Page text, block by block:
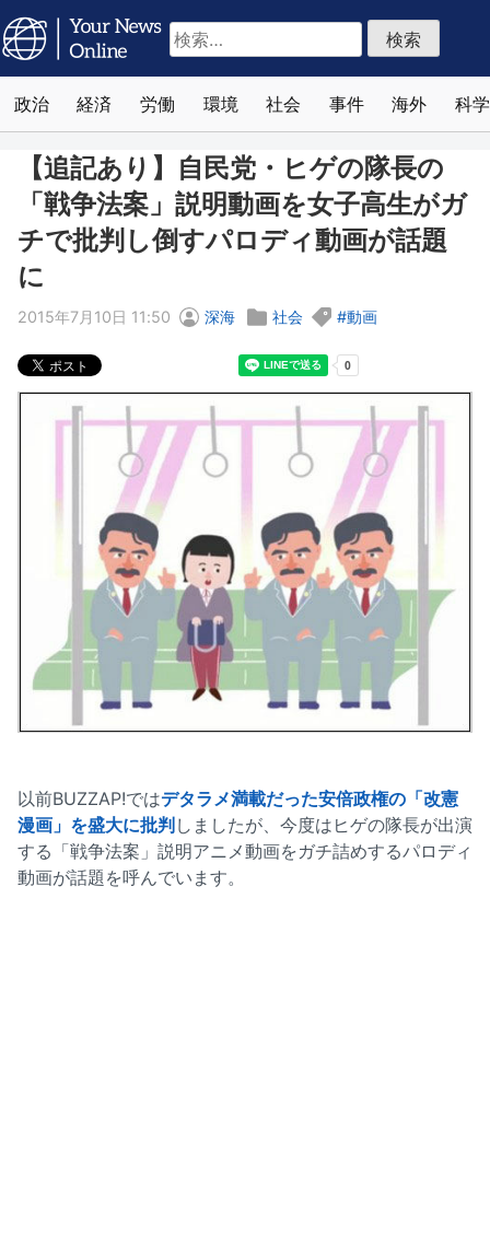
検
索:
政治 経済 労働 環境 社会 事件 海外 科学
【追記あり】自民党・ヒゲの隊長の
「戦争法案」説明動画を女子高生がガ
チで批判し倒すパロディ動画が話題
に
2015年7月10日 11:50 深海 社会 動画
以前BUZZAP!ではデタラメ満載だった安倍政権の「改憲
漫画」を盛大に批判 しましたが、今度はヒゲの隊長が出演
する「戦争法案」説明アニメ動画をガチ詰めするパロディ
動画が話題を呼んでいます。